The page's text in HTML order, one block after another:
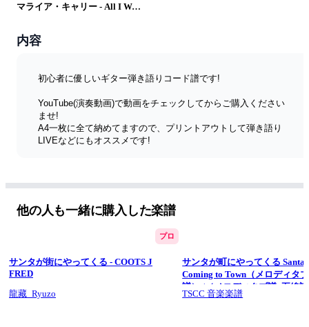
マライア・キャリー - All I Want For Christmas Is You by オーリーズの音楽室
内容
初心者に優しいギター弾き語りコード譜です!
YouTube(演奏動画)で動画をチェックしてからご購入ください
ませ!
A4一枚に全て納めてますので、プリントアウトして弾き語り
LIVEなどにもオススメです!
F-A
▶︎弾き語り一覧表🎵
https://theollies.xyz/olliesnoonngakusitu/
※動画とコード譜を検索できます!
アレンジしてますので原曲とコードが異なります。。
他の人も一緒に購入した楽譜
プロ
サンタが街にやってくる - COOTS J
FRED
龍藏_Ryuzo
サンタが町にやってくる Santa
Coming to Town（メロディタ
譜） (（メロディタブ譜+五線
Frederick Coots
TSCC 音楽楽譜